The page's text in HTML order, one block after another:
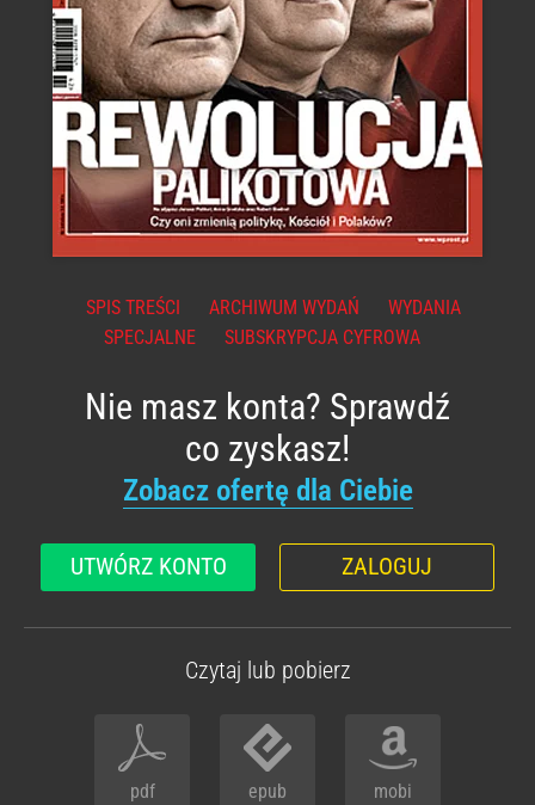
SPIS TREŚCI ARCHIWUM WYDAŃ
WYDANIA
SPECJALNE
SUBSKRYPCJA CYFROWA
Nie masz konta? Sprawdź
co zyskasz!
Zobacz ofertę dla Ciebie
UTWÓRZ KONTO ZALOGUJ
Czytaj lub pobierz
pdf epub mobi